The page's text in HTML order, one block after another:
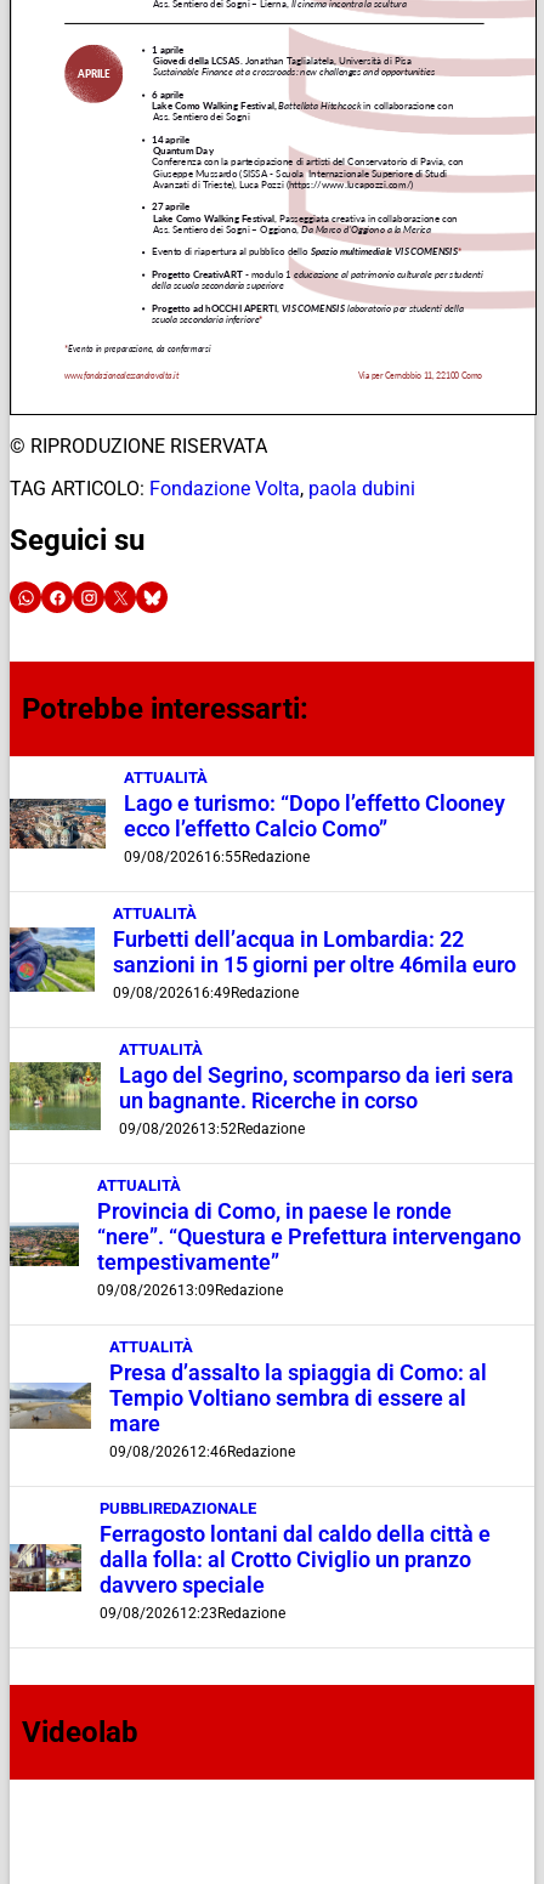
© RIPRODUZIONE RISERVATA
TAG ARTICOLO: Fondazione Volta, paola dubini
Seguici su
Potrebbe interessarti:
ATTUALITÀ
Lago e turismo: “Dopo l’effetto Clooney
ecco l’effetto Calcio Como”
09/08/202616:55Redazione
ATTUALITÀ
Furbetti dell’acqua in Lombardia: 22
sanzioni in 15 giorni per oltre 46mila euro
09/08/202616:49 Redazione
ATTUALITÀ
Lago del Segrino, scomparso da ieri sera
un bagnante. Ricerche in corso
09/08/202613:52Redazione
ATTUALITÀ
Provincia di Como, in paese le ronde
“nere”. “Questura e Prefettura intervengano
tempestivamente”
09/08/202613:09 Redazione
ATTUALITÀ
Presa d’assalto la spiaggia di Como: al
Tempio Voltiano sembra di essere al
mare
09/08/202612:46Redazione
PUBBLIREDAZIONALE
Ferragosto lontani dal caldo della città e
dalla folla: al Crotto Civiglio un pranzo
davvero speciale
09/08/202612:23 Redazione
Videolab